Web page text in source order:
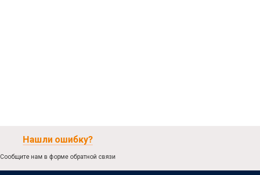
Нашли ошибку?
Сообщите нам в форме обратной связи